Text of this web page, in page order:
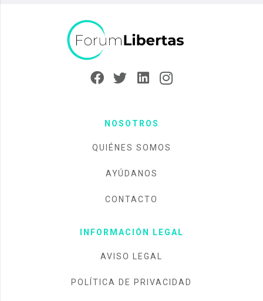
NOSOTROS
QUIÉNES SOMOS
AYÚDANOS
CONTACTO
INFORMACIÓN LEGAL
AVISO LEGAL
POLÍTICA DE PRIVACIDAD